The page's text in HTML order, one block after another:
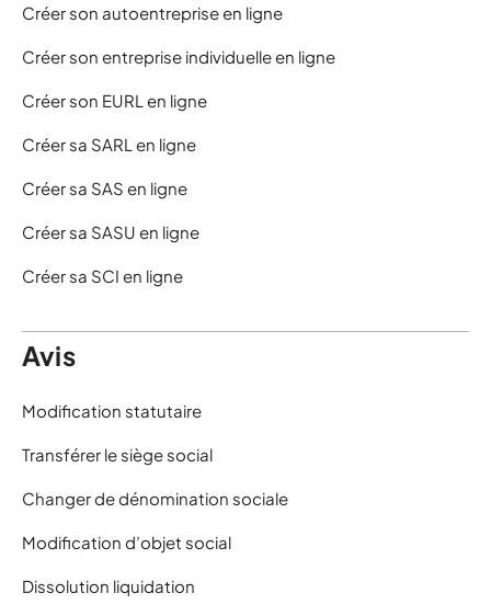
Créer son autoentreprise en ligne
Créer son entreprise individuelle en ligne
Créer son EURL en ligne
Créer sa SARL en ligne
Créer sa SAS en ligne
Créer sa SASU en ligne
Créer sa SCI en ligne
Avis
Modification statutaire
Transférer le siège social
Changer de dénomination sociale
Modification d’objet social
Dissolution liquidation